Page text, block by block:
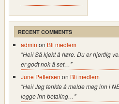
RECENT COMMENTS
admin on Bli medlem
"Hei! Så kjekt å høre. Du er hjertlig
er godt nok å set…"
June Pettersen on Bli medlem
"Hei! Jeg tenkte å melde meg inn i
legge inn betaling…"